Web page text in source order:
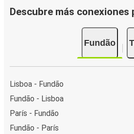
Descubre más conexiones
Fundão
Lisboa - Fundão
Fundão - Lisboa
París - Fundão
Fundão - París